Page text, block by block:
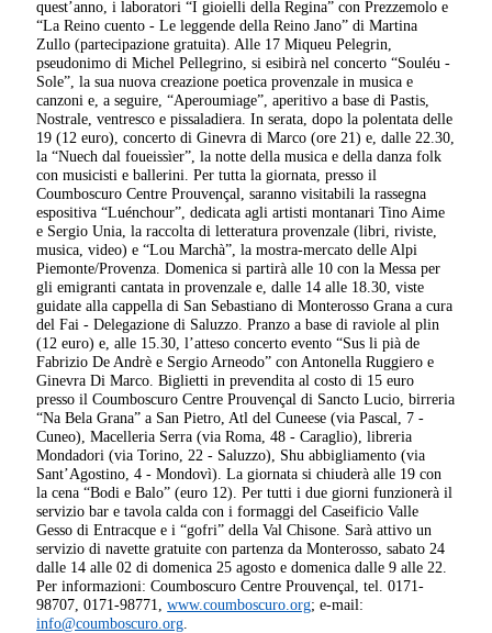
quest’anno, i laboratori “I gioielli della Regina” con Prezzemolo e
“La Reino cuento - Le leggende della Reino Jano” di Martina
Zullo (partecipazione gratuita). Alle 17 Miqueu Pelegrin,
pseudonimo di Michel Pellegrino, si esibirà nel concerto “Souléu -
Sole”, la sua nuova creazione poetica provenzale in musica e
canzoni e, a seguire, “Aperoumiage”, aperitivo a base di Pastis,
Nostrale, ventresco e pissaladiera. In serata, dopo la polentata delle
19 (12 euro), concerto di Ginevra di Marco (ore 21) e, dalle 22.30,
la “Nuech dal foueissìer”, la notte della musica e della danza folk
con musicisti e ballerini. Per tutta la giornata, presso il
Coumboscuro Centre Prouvençal, saranno visitabili la rassegna
espositiva “Luénchour”, dedicata agli artisti montanari Tino Aime
e Sergio Unia, la raccolta di letteratura provenzale (libri, riviste,
musica, video) e “Lou Marchà”, la mostra-mercato delle Alpi
Piemonte/Provenza. Domenica si partirà alle 10 con la Messa per
gli emigranti cantata in provenzale e, dalle 14 alle 18.30, viste
guidate alla cappella di San Sebastiano di Monterosso Grana a cura
del Fai - Delegazione di Saluzzo. Pranzo a base di raviole al plin
(12 euro) e, alle 15.30, l’atteso concerto evento “Sus li pià de
Fabrizio De Andrè e Sergio Arneodo” con Antonella Ruggiero e
Ginevra Di Marco. Biglietti in prevendita al costo di 15 euro
presso il Coumboscuro Centre Prouvençal di Sancto Lucio, birreria
“Na Bela Grana” a San Pietro, Atl del Cuneese (via Pascal, 7 -
Cuneo), Macelleria Serra (via Roma, 48 - Caraglio), libreria
Mondadori (via Torino, 22 - Saluzzo), Shu abbigliamento (via
Sant’Agostino, 4 - Mondovì). La giornata si chiuderà alle 19 con
la cena “Bodi e Balo” (euro 12). Per tutti i due giorni funzionerà il
servizio bar e tavola calda con i formaggi del Caseificio Valle
Gesso di Entracque e i “gofri” della Val Chisone. Sarà attivo un
servizio di navette gratuite con partenza da Monterosso, sabato 24
dalle 14 alle 02 di domenica 25 agosto e domenica dalle 9 alle 22.
Per informazioni: Coumboscuro Centre Prouvençal, tel. 0171-
98707, 0171-98771,www.coumboscuro.org; e-mail:
info@coumboscuro.org